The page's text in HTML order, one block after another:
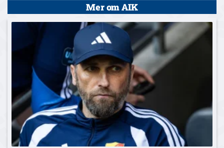
Mer om AIK